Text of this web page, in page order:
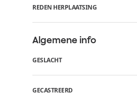
REDEN HERPLAATSING
Algemene info
GESLACHT
GECASTREERD